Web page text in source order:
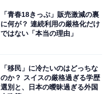
「青春18きっぷ」販売激減の裏
に何が？ 連続利用の厳格化だけ
ではない「本当の理由」
「移民」に冷たいのはどっちな
のか？ スイスの厳格過ぎる学歴
選別と、日本の曖昧過ぎる外国